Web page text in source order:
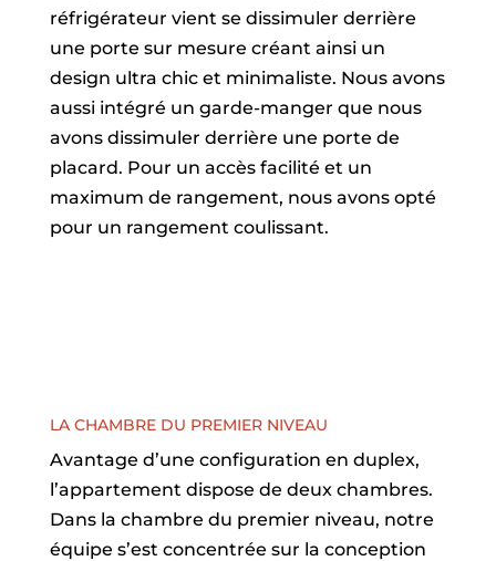
réfrigérateur vient se dissimuler derrière
une porte sur mesure créant ainsi un
design ultra chic et minimaliste. Nous avons
aussi intégré un garde-manger que nous
avons dissimuler derrière une porte de
placard. Pour un accès facilité et un
maximum de rangement, nous avons opté
pour un rangement coulissant.
LA CHAMBRE DU PREMIER NIVEAU
Avantage d’une configuration en duplex,
l’appartement dispose de deux chambres.
Dans la chambre du premier niveau, notre
équipe s’est concentrée sur la conception